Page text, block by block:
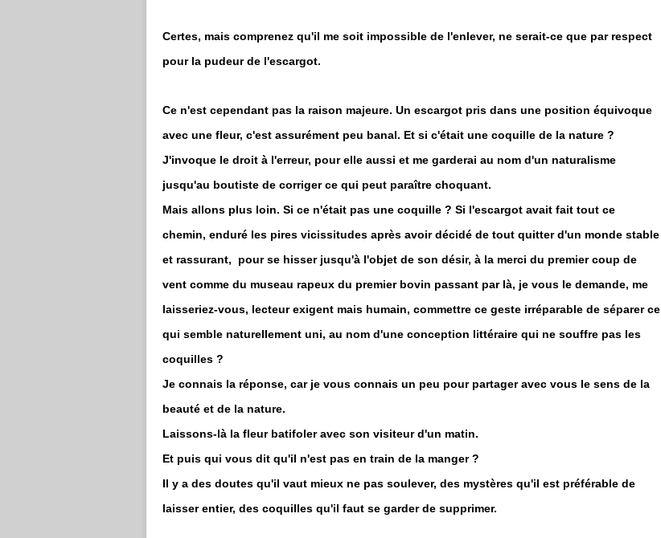
Certes, mais comprenez qu'il me soit impossible de l'enlever, ne serait-ce que par respect
pour la pudeur de l'escargot.
Ce n'est cependant pas la raison majeure. Un escargot pris dans une position équivoque
avec une fleur, c'est assurément peu banal. Et si c'était une coquille de la nature ?
J'invoque le droit à l'erreur, pour elle aussi et me garderai au nom d'un naturalisme
jusqu'au boutiste de corriger ce qui peut paraître choquant.
Mais allons plus loin. Si ce n'était pas une coquille ? Si l'escargot avait fait tout ce
chemin, enduré les pires vicissitudes après avoir décidé de tout quitter d'un monde stable
et rassurant, pour se hisser jusqu'à l'objet de son désir, à la merci du premier coup de
vent comme du museau rapeux du premier bovin passant par là, je vous le demande, me
laisseriez-vous, lecteur exigent mais humain, commettre ce geste irréparable de séparer ce
qui semble naturellement uni, au nom d'une conception littéraire qui ne souffre pas les
coquilles ?
Je connais la réponse, car je vous connais un peu pour partager avec vous le sens de la
beauté et de la nature.
Laissons-là la fleur batifoler avec son visiteur d'un matin.
Et puis qui vous dit qu'il n'est pas en train de la manger ?
Il y a des doutes qu'il vaut mieux ne pas soulever, des mystères qu'il est préférable de
laisser entier, des coquilles qu'il faut se garder de supprimer.